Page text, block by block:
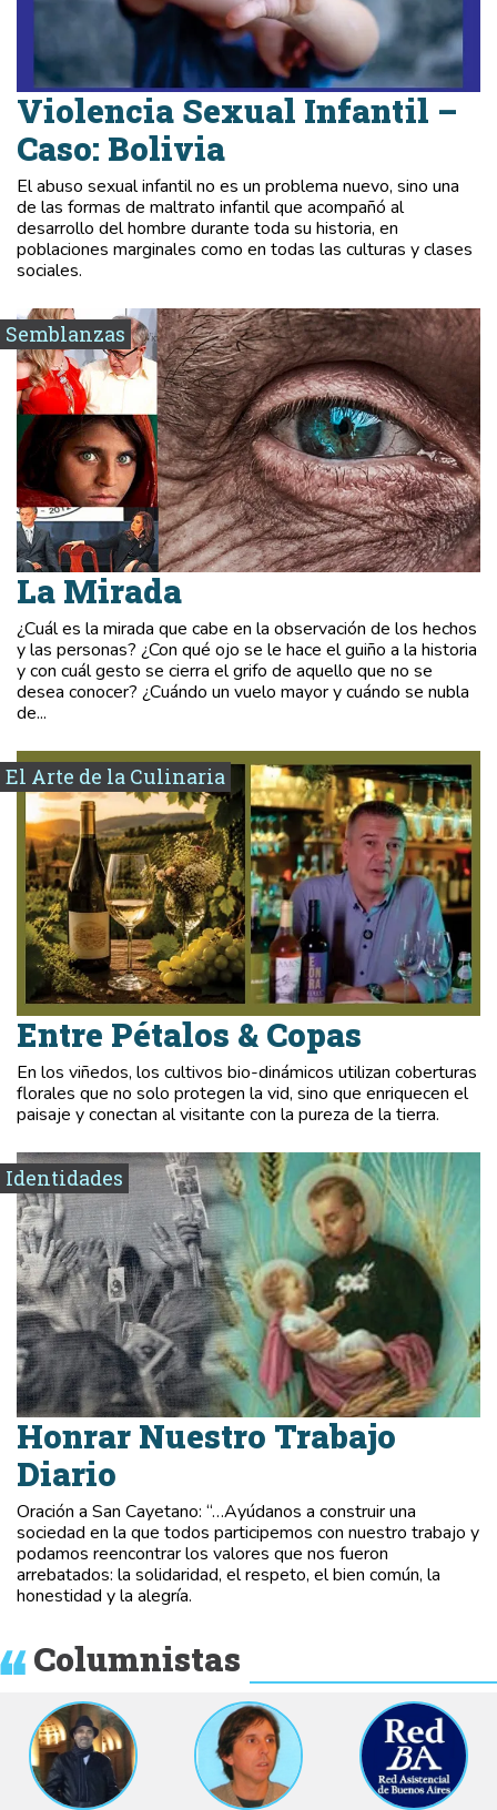
Violencia Sexual Infantil –
Caso: Bolivia
El abuso sexual infantil no es un problema nuevo, sino una
de las formas de maltrato infantil que acompañó al
desarrollo del hombre durante toda su historia, en
poblaciones marginales como en todas las culturas y clases
sociales.
Semblanzas
La Mirada
¿Cuál es la mirada que cabe en la observación de los hechos
y las personas? ¿Con qué ojo se le hace el guiño a la historia
y con cuál gesto se cierra el grifo de aquello que no se
desea conocer? ¿Cuándo un vuelo mayor y cuándo se nubla
de...
El Arte de la Culinaria
Entre Pétalos & Copas
En los viñedos, los cultivos bio-dinámicos utilizan coberturas
florales que no solo protegen la vid, sino que enriquecen el
paisaje y conectan al visitante con la pureza de la tierra.
Identidades
Honrar Nuestro Trabajo
Diario
Oración a San Cayetano: “…Ayúdanos a construir una
sociedad en la que todos participemos con nuestro trabajo y
podamos reencontrar los valores que nos fueron
arrebatados: la solidaridad, el respeto, el bien común, la
honestidad y la alegría.
Columnistas